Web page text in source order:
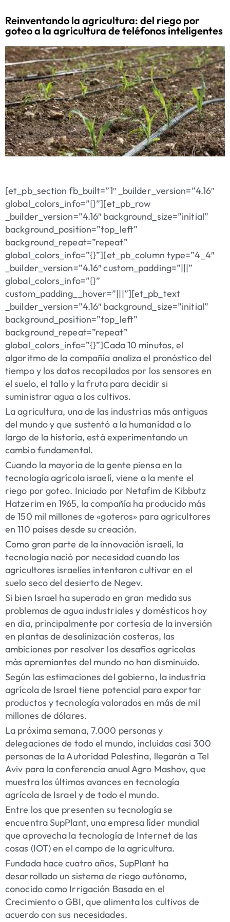
Reinventando la agricultura: del riego por
goteo a la agricultura de teléfonos inteligentes
[et_pb_section fb_built=”1″ _builder_version=”4.16″
global_colors_info=”{}”][et_pb_row
_builder_version=”4.16″ background_size=”initial”
background_position=”top_left”
background_repeat=”repeat”
global_colors_info=”{}”][et_pb_column type=”4_4″
_builder_version=”4.16″ custom_padding=”|||”
global_colors_info=”{}”
custom_padding__hover=”|||”][et_pb_text
_builder_version=”4.16″ background_size=”initial”
background_position=”top_left”
background_repeat=”repeat”
global_colors_info=”{}”]Cada 10 minutos, el
algoritmo de la compañía analiza el pronóstico del
tiempo y los datos recopilados por los sensores en
el suelo, el tallo y la fruta para decidir si
suministrar agua a los cultivos.
La agricultura, una de las industrias más antiguas
del mundo y que sustentó a la humanidad a lo
largo de la historia, está experimentando un
cambio fundamental.
Cuando la mayoría de la gente piensa en la
tecnología agrícola israelí, viene a la mente el
riego por goteo. Iniciado por Netafim de Kibbutz
Hatzerim en 1965, la compañía ha producido más
de 150 mil millones de «goteros» para agricultores
en 110 países desde su creación.
Como gran parte de la innovación israelí, la
tecnología nació por necesidad cuando los
agricultores israelíes intentaron cultivar en el
suelo seco del desierto de Negev.
Si bien Israel ha superado en gran medida sus
problemas de agua industriales y domésticos hoy
en día, principalmente por cortesía de la inversión
en plantas de desalinización costeras, las
ambiciones por resolver los desafíos agrícolas
más apremiantes del mundo no han disminuido.
Según las estimaciones del gobierno, la industria
agrícola de Israel tiene potencial para exportar
productos y tecnología valorados en más de mil
millones de dólares.
La próxima semana, 7.000 personas y
delegaciones de todo el mundo, incluidas casi 300
personas de la Autoridad Palestina, llegarán a Tel
Aviv para la conferencia anual Agro Mashov, que
muestra los últimos avances en tecnología
agrícola de Israel y de todo el mundo.
Entre los que presenten su tecnología se
encuentra SupPlant, una empresa líder mundial
que aprovecha la tecnología de Internet de las
cosas (IOT) en el campo de la agricultura.
Fundada hace cuatro años, SupPlant ha
desarrollado un sistema de riego autónomo,
conocido como Irrigación Basada en el
Crecimiento o GBI, que alimenta los cultivos de
acuerdo con sus necesidades.